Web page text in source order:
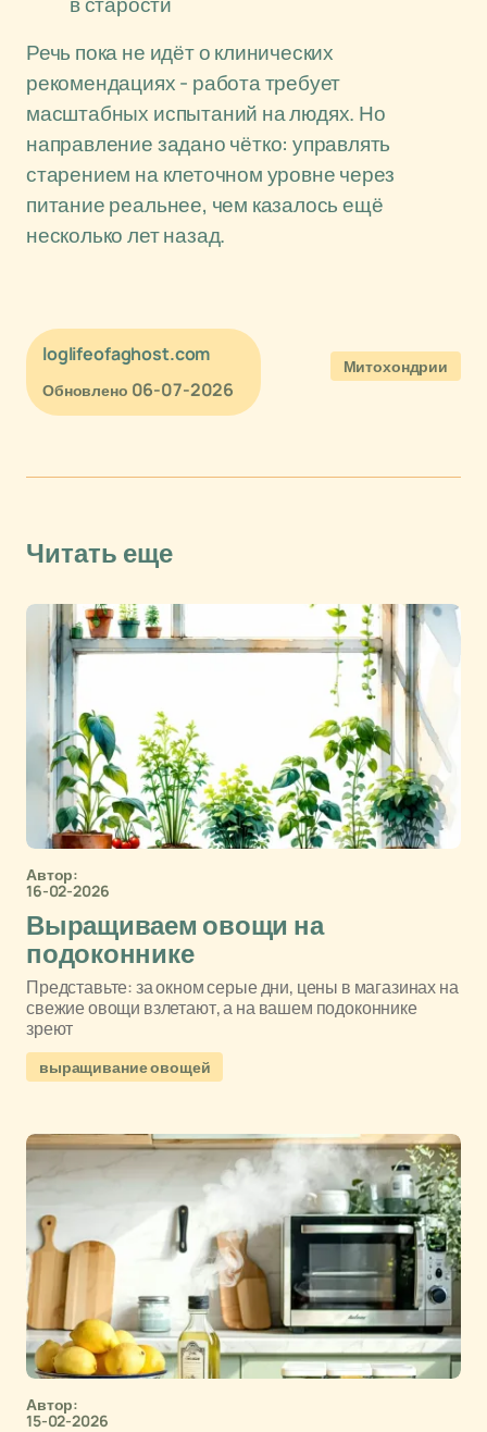
Речь пока не идёт о клинических
рекомендациях - работа требует
масштабных испытаний на людях. Но
направление задано чётко: управлять
старением на клеточном уровне через
питание реальнее, чем казалось ещё
несколько лет назад.
loglifeofaghost.com
Обновлено 06-07-2026
Митохондрии
Читать еще
Автор:
16-02-2026
Выращиваем овощи на
подоконнике
Представьте: за окном серые дни, цены в магазинах на
свежие овощи взлетают, а на вашем подоконнике
зреют
выращивание овощей
Автор:
15-02-2026